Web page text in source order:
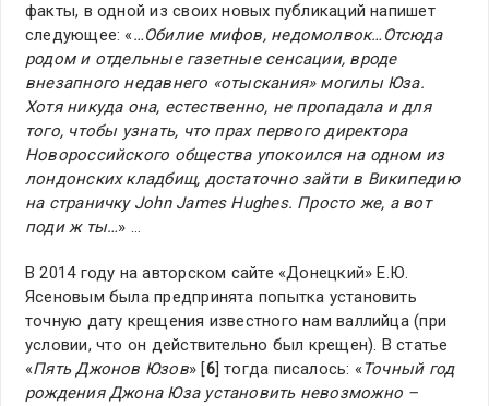
факты, в одной из своих новых публикаций напишет
следующее: «…Обилие мифов, недомолвок…Отсюда
родом и отдельные газетные сенсации, вроде
внезапного недавнего «отыскания» могилы Юза.
Хотя никуда она, естественно, не пропадала и для
того, чтобы узнать, что прах первого директора
Новороссийского общества упокоился на одном из
лондонских кладбищ, достаточно зайти в Википедию
на страничку John James Hughes. Просто же, а вот
поди ж ты…» …
В 2014 году на авторском сайте «Донецкий» Е.Ю.
Ясеновым была предпринята попытка установить
точную дату крещения известного нам валлийца (при
условии, что он действительно был крещен). В статье
«Пять Джонов Юзов» [6] тогда писалось: « Точный год
рождения Джона Юза установить невозможно –